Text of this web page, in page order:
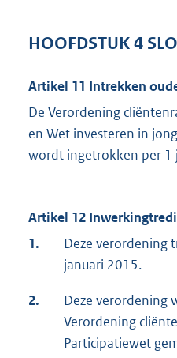
HOOFDSTUK 4
Artikel 11 Intrekken
De Verordening
en Wet investeren in
wordt ingetrokken per 1
Artikel 12
1.
Deze verordening
januari 2015.
2.
Deze verordening
Verordening
Participatiewet